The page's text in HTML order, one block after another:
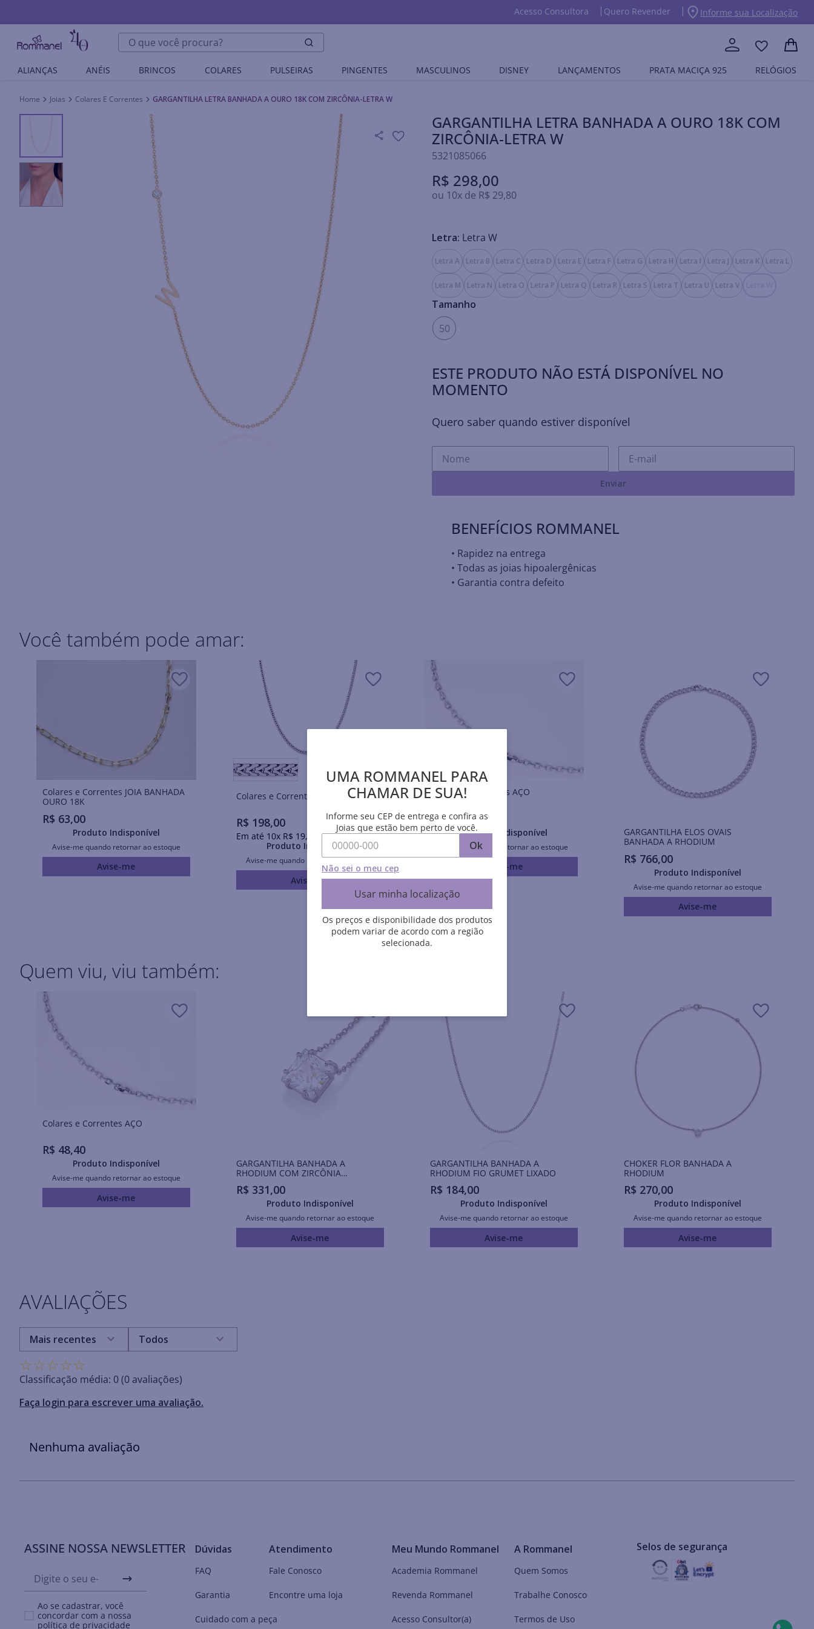
Acesso Consultora Quero Revender Informe sua Localização
O que você procura?
ALIANÇAS ANÉIS BRINCOS COLARES PULSEIRAS PINGENTES MASCULINOS DISNEY LANÇAMENTOS PRATA MACIÇA 925 RELÓGIOS
Joias Colares E Correntes GARGANTILHA LETRA BANHADA A OURO 18K COM ZIRCÔNIA-LETRA W
GARGANTILHA LETRA BANHADA A OURO 18K COM
ZIRCÔNIA-LETRA W
5321085066
R$ 298,00
ou 10x de R$ 29,80
Letra: Letra W
Letra A Letra B Letra C Letra D Letra E Letra F Letra G Letra H Letra I Letra J Letra K Letra L
Letra M Letra N Letra O Letra P Letra Q Letra R Letra S Letra T Letra U Letra V
Tamanho
50
ESTE PRODUTO NÃO ESTÁ DISPONÍVEL NO
MOMENTO
Quero saber quando estiver disponível
Enviar
BENEFÍCIOS ROMMANEL
• Rapidez na entrega
• Todas as joias hipoalergênicas
• Garantia contra defeito
Você também pode amar:
Colares e Correntes JOIA BANHADA
OURO 18K
R$ 63,00
Produto Indisponível
Avise-me quando retornar ao estoque
Avise-me
R$ 198,00
Em até 10x R$ 19,
sem juros
Produto Indisponível
Avise-me quando retornar ao estoque
Avise-me
Colares e Correntes AÇO
R$ 48,40
Produto Indisponível
Avise-me quando retornar ao estoque
Avise-me
GARGANTILHA ELOS OVAIS
BANHADA A RHODIUM
R$ 766,00
Produto Indisponível
Avise-me quando retornar ao estoque
Avise-me
Quem viu, viu também:
Colares e Correntes AÇO
R$ 48,40
Produto Indisponível
Avise-me quando retornar ao estoque
Avise-me
GARGANTILHA BANHADA A
RHODIUM COM ZIRCÔNIA
R$ 331,00
Produto Indisponível
Avise-me quando retornar ao estoque
Avise-me
GARGANTILHA BANHADA A
RHODIUM FIO GRUMET LIXADO
R$ 184,00
Produto Indisponível
Avise-me quando retornar ao estoque
Avise-me
CHOKER FLOR BANHADA A
RHODIUM
R$ 270,00
Produto Indisponível
Avise-me quando retornar ao estoque
Avise-me
AVALIAÇÕES
☆☆☆☆☆
Classificação média: 0(0 avaliações)
Faça login para escrever uma avaliação.
Mais recentes Todos
Nenhuma avaliação
ASSINE NOSSA NEWSLETTER
Ao se cadastrar, você
concordar com a nossa
política de privacidade
Dúvidas
FAQ
Garantia
Cuidado com a peça
Atendimento
Fale Conosco
Encontre uma loja
Meu Mundo Rommanel
Academia Rommanel
Revenda Rommanel
Acesso Consultor(a)
A Rommanel
Quem Somos
Trabalhe Conosco
Termos de Uso
Selos de segurança
UMA ROMMANEL PARA
CHAMAR DE SUA!
Informe seu CEP de entrega e confira as
Joias que estão bem perto de você.
Ok
Não sei o meu cep
Usar minha localização
Os preços e disponibilidade dos produtos
podem variar de acordo com a região
selecionada.